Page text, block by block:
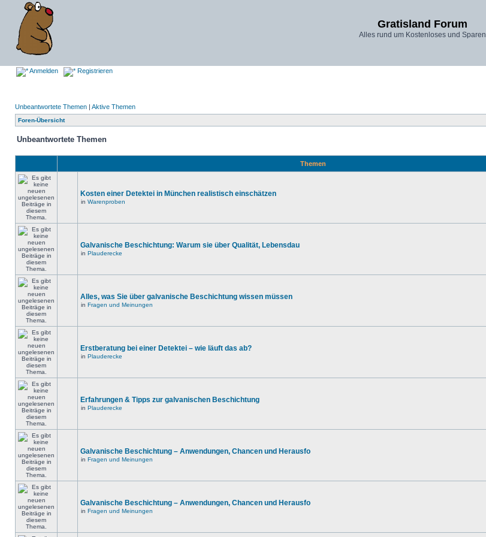
Gratisland Forum
Alles rund um Kostenloses und Sparen
Anmelden Registrieren
Unbeantwortete Themen | Aktive Themen
Foren-Übersicht
Unbeantwortete Themen
Themen
Kosten einer Detektei in München realistisch einschätzen
in Warenproben
Galvanische Beschichtung: Warum sie über Qualität, Lebensdau
in Plauderecke
Alles, was Sie über galvanische Beschichtung wissen müssen
in Fragen und Meinungen
Erstberatung bei einer Detektei – wie läuft das ab?
in Plauderecke
Erfahrungen & Tipps zur galvanischen Beschichtung
in Plauderecke
Galvanische Beschichtung – Anwendungen, Chancen und Herausfo
in Fragen und Meinungen
Galvanische Beschichtung – Anwendungen, Chancen und Herausfo
in Fragen und Meinungen